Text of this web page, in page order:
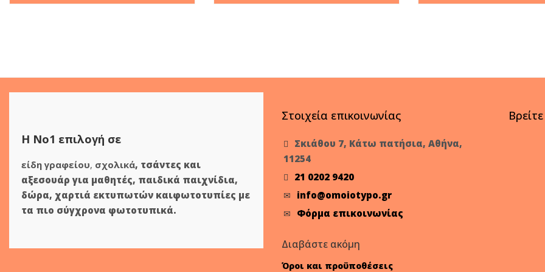
Η Νο1 επιλογή σε
είδη γραφείου, σχολικά, τσάντες και
αξεσουάρ για μαθητές, παιδικά παιχνίδια,
δώρα, χαρτιά εκτυπωτών καιφωτοτυπίες με
τα πιο σύγχρονα φωτοτυπικά.
Στοιχεία επικοινωνίας
Σκιάθου 7, Κάτω πατήσια, Αθήνα,
11254
21 0202 9420
info@omoiotypo.gr
Φόρμα επικοινωνίας
Διαβάστε ακόμη
Όροι και προϋποθέσεις